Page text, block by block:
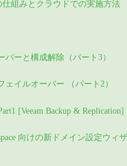
組みとクラウドでの実施方法
バーと構成解除（パート3）
ェイルオーバー （パート2）
[Veeam Backup & Replication]
向けの新ドメイン設定ウィザ